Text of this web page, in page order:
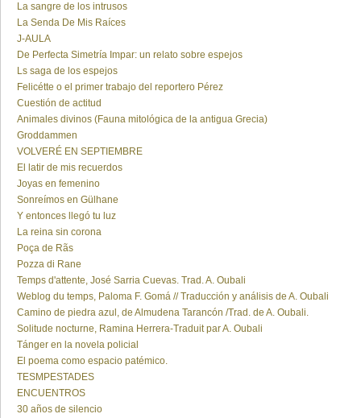
La sangre de los intrusos
La Senda De Mis Raíces
J-AULA
De Perfecta Simetría Impar: un relato sobre espejos
Ls saga de los espejos
Felicétte o el primer trabajo del reportero Pérez
Cuestión de actitud
Animales divinos (Fauna mitológica de la antigua Grecia)
Groddammen
VOLVERÉ EN SEPTIEMBRE
El latir de mis recuerdos
Joyas en femenino
Sonreímos en Gülhane
Y entonces llegó tu luz
La reina sin corona
Poça de Rãs
Pozza di Rane
Temps d'attente, José Sarria Cuevas. Trad. A. Oubali
Weblog du temps, Paloma F. Gomá // Traducción y análisis de A. Oubali
Camino de piedra azul, de Almudena Tarancón /Trad. de A. Oubali.
Solitude nocturne, Ramina Herrera-Traduit par A. Oubali
Tánger en la novela policial
El poema como espacio patémico.
TESMPESTADES
ENCUENTROS
30 años de silencio